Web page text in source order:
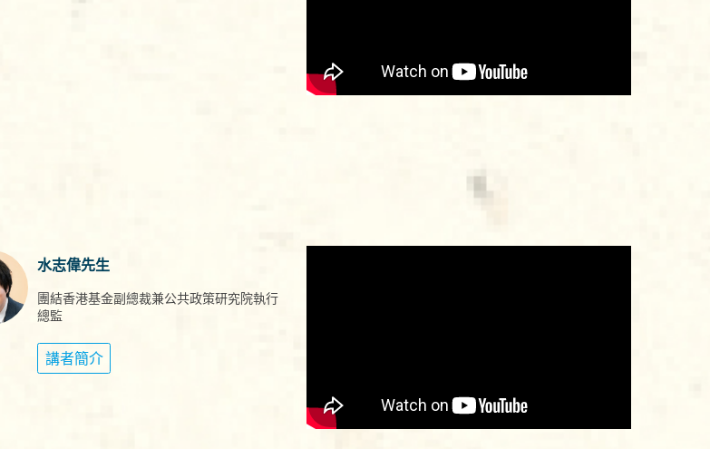
水志偉先生
團結香港基金副總裁兼公共政策研究院執行
總監
講者簡介